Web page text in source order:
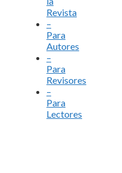
Revista
–
Para
Autores
–
Para
Revisores
–
Para
Lectores